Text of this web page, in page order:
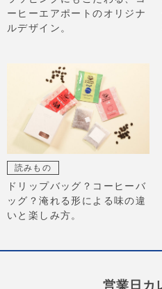
ーヒーエアポートのオリジナ
ルデザイン。
読みもの
ドリップバッグ？コーヒーバ
ッグ？淹れる形による味の違
いと楽しみ方。
営業日カ